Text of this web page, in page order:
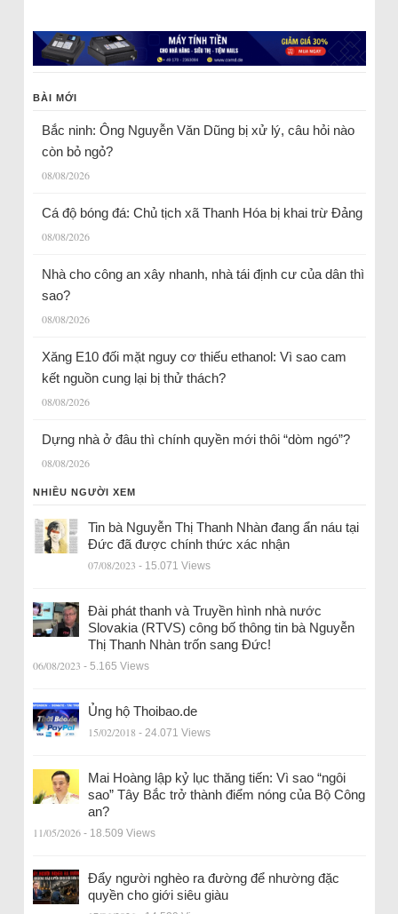
BÀI MỚI
Bắc ninh: Ông Nguyễn Văn Dũng bị xử lý, câu hỏi nào
còn bỏ ngỏ?
08/08/2026
Cá độ bóng đá: Chủ tịch xã Thanh Hóa bị khai trừ Đảng
08/08/2026
Nhà cho công an xây nhanh, nhà tái định cư của dân thì
sao?
08/08/2026
Xăng E10 đối mặt nguy cơ thiếu ethanol: Vì sao cam
kết nguồn cung lại bị thử thách?
08/08/2026
Dựng nhà ở đâu thì chính quyền mới thôi “dòm ngó”?
08/08/2026
NHIỀU NGƯỜI XEM
Tin bà Nguyễn Thị Thanh Nhàn đang ẩn náu tại
Đức đã được chính thức xác nhận
07/08/2023 - 15.071 Views
Đài phát thanh và Truyền hình nhà nước
Slovakia (RTVS) công bố thông tin bà Nguyễn
Thị Thanh Nhàn trốn sang Đức!
06/08/2023 - 5.165 Views
Ủng hộ Thoibao.de
15/02/2018 - 24.071 Views
Mai Hoàng lập kỷ lục thăng tiến: Vì sao “ngôi
sao” Tây Bắc trở thành điểm nóng của Bộ Công
an?
11/05/2026 - 18.509 Views
Đẩy người nghèo ra đường để nhường đặc
quyền cho giới siêu giàu